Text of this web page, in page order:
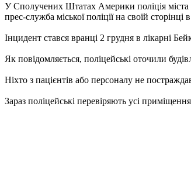
У Сполучених Штатах Америки поліція міста
прес-служба міської поліції на своїй
Інцидент стався вранці 2 грудня в лікарні
Як повідомляється, поліцейські оточили
Ніхто з пацієнтів або персоналу не
Зараз поліцейські перевіряють усі приміщення